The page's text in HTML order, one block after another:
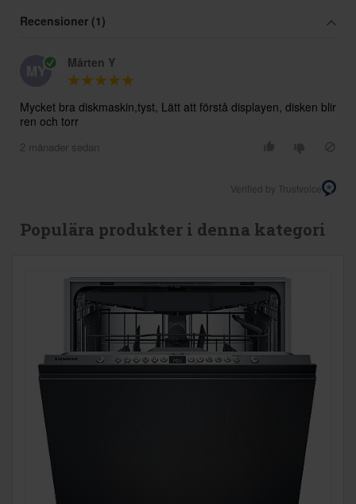
Recensioner (1)
MY Mårten Y
Mycket bra diskmaskin,tyst, Lätt att förstå displayen, disken blir
ren och torr
2 månader sedan
Verified by Trustvoice
Populära produkter i denna kategori